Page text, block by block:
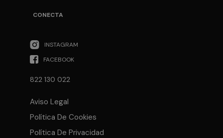
CONECTA
INSTAGRAM
FACEBOOK
822 130 022
Aviso Legal
Política De Cookies
Política De Privacidad